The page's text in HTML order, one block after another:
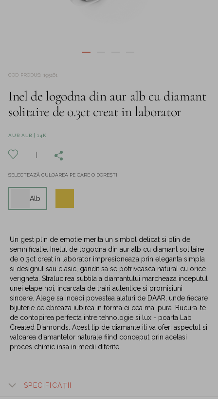
COD PRODUS 195161
Inel de logodna din aur alb cu diamant
solitaire de 0.3ct creat in laborator
AUR ALB | 14K
SELECTEAZĂ CULOAREA PE CARE O DOREȘTI
Alb
Un gest plin de emotie merita un simbol delicat si plin de
semnificatie. Inelul de logodna din aur alb cu diamant solitaire
de 0.3ct creat in laborator impresioneaza prin eleganta simpla
si designul sau clasic, gandit sa se potriveasca natural cu orice
verigheta. Stralucirea subtila a diamantului marcheaza inceputul
unei etape noi, incarcata de trairi autentice si promisiuni
sincere. Alege sa incepi povestea alaturi de DAAR, unde fiecare
bijuterie celebreaza iubirea in forma ei cea mai pura. Bucura-te
de contopirea perfecta intre tehnologie si lux - poarta Lab
Created Diamonds. Acest tip de diamante iti va oferi aspectul si
valoarea diamantelor naturale fiind conceput prin acelasi
proces chimic insa in medii diferite.
SPECIFICAȚII